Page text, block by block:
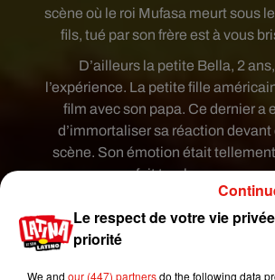
scène où le roi Mufasa meurt sous
fils, tué par son frère est à vous
D’ailleurs la petite Bella, 2
l’expérience. La petite fille
film avec son papa. Ce dernier a
d’immortaliser sa réaction devant
scène. Son émotion était tellement
en a fait tomber son
pic.twitter.com/
Le respect de votre vie
priorité
We and our (447) partnersdo the following data